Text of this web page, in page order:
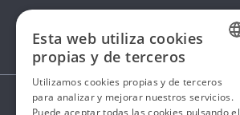
SPANISH
Esta web utiliza cookies
propias y de terceros
Utilizamos cookies propias y de terceros
para analizar y mejorar nuestros servicios.
Puede aceptar todas las cookies pulsando el